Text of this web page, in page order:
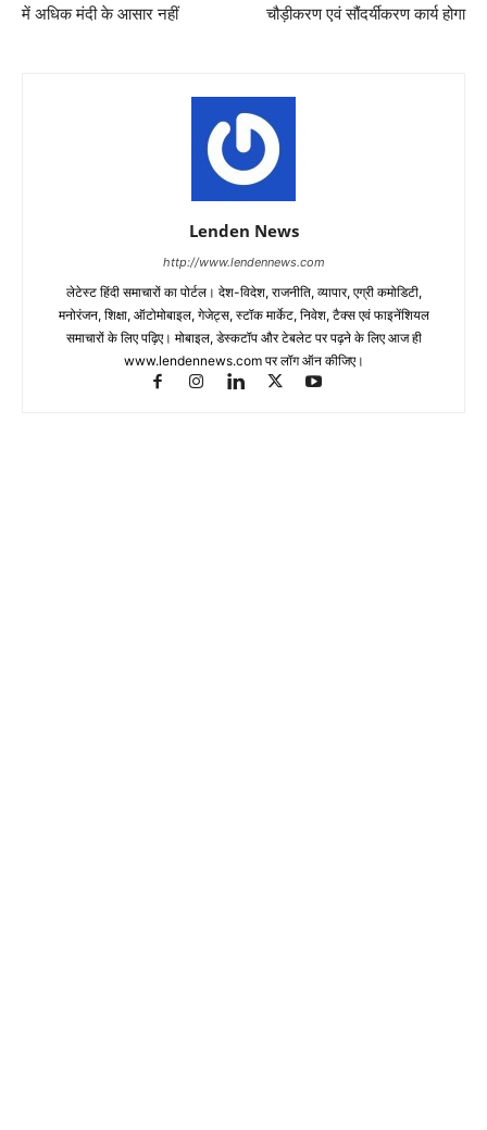
में अधिक मंदी के आसार नहीं
चौड़ीकरण एवं सौंदर्यीकरण कार्य होगा
Lenden News
http://www.lendennews.com
लेटेस्ट हिंदी समाचारों का पोर्टल। देश-विदेश, राजनीति, व्यापार, एग्री कमोडिटी,
मनोरंजन, शिक्षा, ऑटोमोबाइल, गेजेट्स, स्टॉक मार्केट, निवेश, टैक्स एवं फाइनेंशियल
समाचारों के लिए पढ़िए। मोबाइल, डेस्कटॉप और टेबलेट पर पढ़ने के लिए आज ही
www.lendennews.com पर लॉग ऑन कीजिए।